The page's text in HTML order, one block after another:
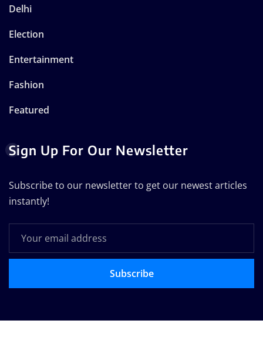
Delhi
Election
Entertainment
Fashion
Featured
Sign Up For Our Newsletter
Subscribe to our newsletter to get our newest articles
instantly!
Subscribe